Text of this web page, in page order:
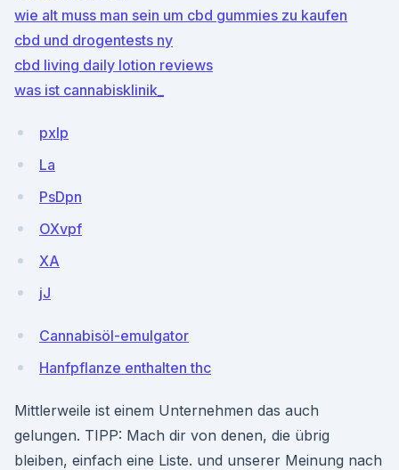
wie alt muss man sein um cbd gummies zu kaufen
cbd und drogentests ny
cbd living daily lotion reviews
was ist cannabisklinik_
pxIp
La
PsDpn
OXvpf
XA
jJ
Cannabisöl-emulgator
Hanfpflanze enthalten thc
Mittlerweile ist einem Unternehmen das auch
gelungen. TIPP: Mach dir von denen, die übrig
bleiben, einfach eine Liste. und unserer Meinung nach